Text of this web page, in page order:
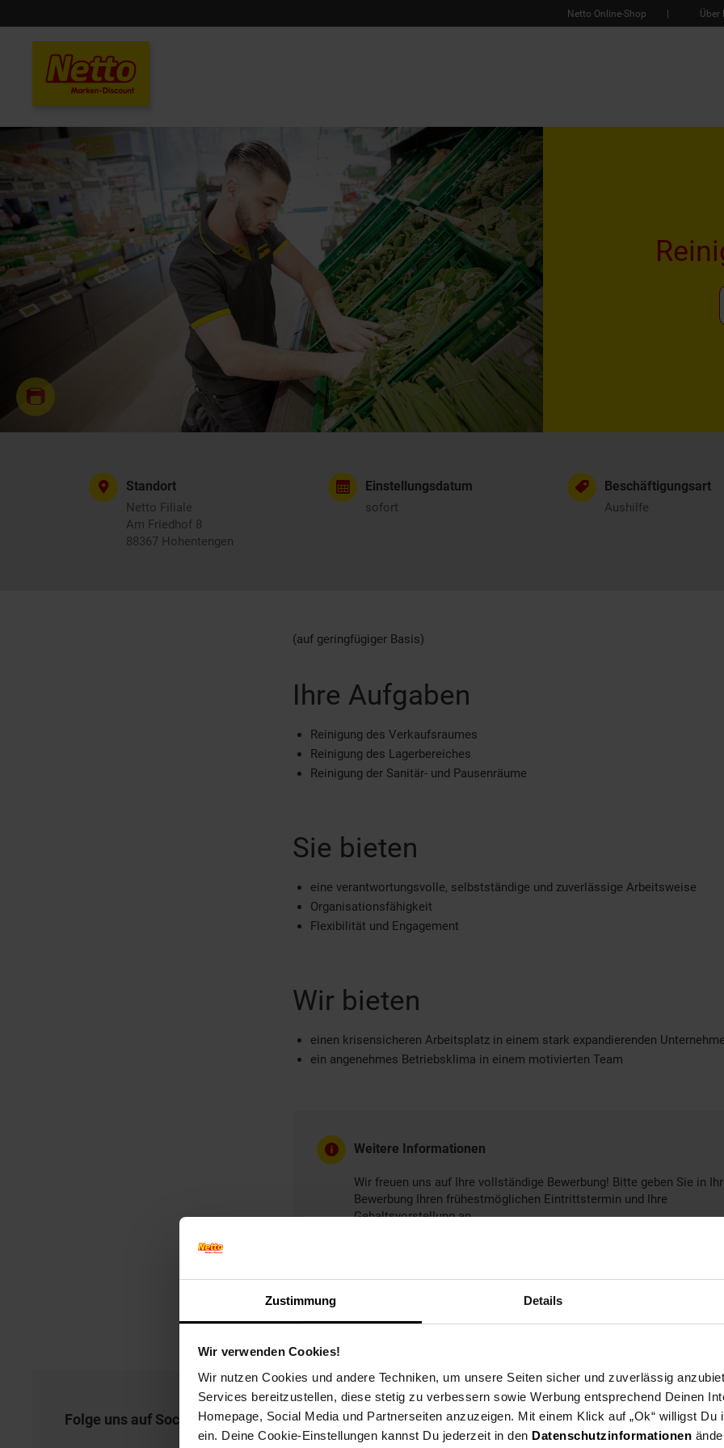
Zustimmung Details
Wir verwenden Cookies!
Wir nutzen Cookies und andere Techniken, um unsere Seiten sicher und zuverlässig
Services bereitzustellen, diese stetig zu verbessern sowie Werbung entsprechend Deinen
Homepage, Social Media und Partnerseiten anzuzeigen. Mit einem Klick auf „Ok“ willigst Du
ein. Deine Cookie-Einstellungen kannst Du jederzeit in den Datenschutzinformationen
Netto Online-Shop Über
Standort
Netto Filiale
Am Friedhof 8
88367 Hohentengen
Einstellungsdatum
sofort
Beschäftigungsart
Aushilfe
(auf geringfügiger Basis)
Ihre Aufgaben
Reinigung des Verkaufsraumes
Reinigung des Lagerbereiches
Reinigung der Sanitär- und Pausenräume
Sie bieten
eine verantwortungsvolle, selbstständige und zuverlässige Arbeitsweise
Organisationsfähigkeit
Flexibilität und Engagement
Wir bieten
einen krisensicheren Arbeitsplatz in einem stark expandierenden
ein angenehmes Betriebsklima in einem motivierten Team
Weitere Informationen
Wir freuen uns auf Ihre vollständige Bewerbung! Bitte geben Sie in
Bewerbung Ihren frühestmöglichen Eintrittstermin und Ihre
Gehaltsvorstellung an.
Bewerben per Formular
Folge uns auf Social Media!